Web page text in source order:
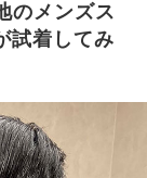
のメンズス
試着してみ